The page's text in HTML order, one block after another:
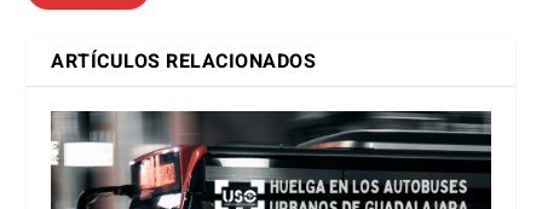
ARTÍCULOS RELACIONADOS